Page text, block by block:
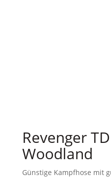
Revenger
Woodland
Günstige Kampfhose mit